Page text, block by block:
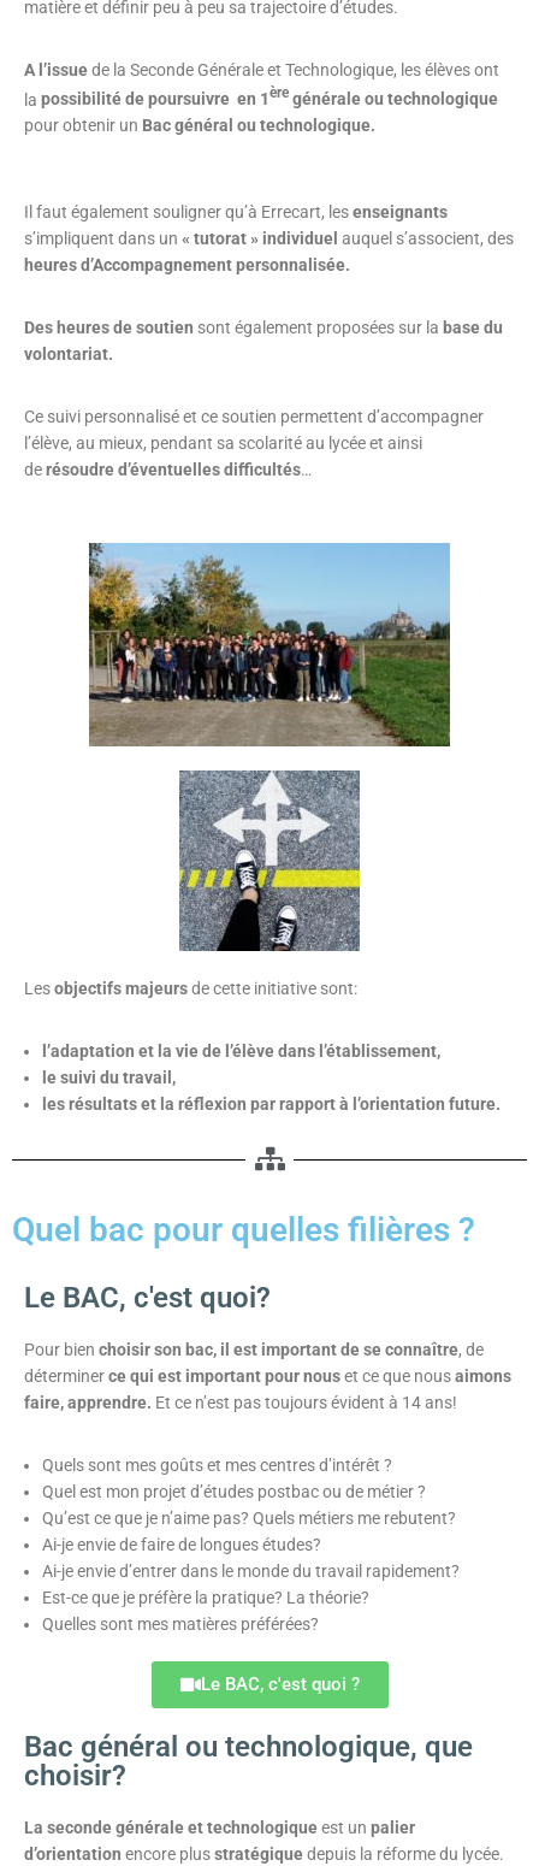
matière et définir peu à peu sa trajectoire d’études.
A l’issuede la Seconde Générale et Technologique, les élèves ont
la possibilité de poursuivre en 1ère générale ou technologique
pour obtenir un Bac général ou technologique.
Il faut également souligner qu’à Errecart, lesenseignants
s’impliquent dans un « tutorat » individuel auquel s’associent, des
heures d’Accompagnement personnalisée.
Des heures de soutien sont également proposées sur la base du
volontariat.
Ce suivi personnalisé et ce soutien permettent d’accompagner
l’élève, au mieux, pendant sa scolarité au lycée et ainsi
derésoudre d’éventuelles difficultés…
Lesobjectifs majeursde cette initiative sont:
l’adaptation et la vie de l’élève dans l’établissement,
le suivi du travail,
les résultats et la réflexion par rapport à l’orientation future.
Quel bac pour quelles filières ?​
Le BAC, c'est quoi?
Pour bien choisir son bac, il est important de se connaître, de
déterminerce qui est important pour nouset ce que nousaimons
faire, apprendre. Et ce n’est pas toujours évident à 14 ans!
Quels sont mes goûts et mes centres d’intérêt ?
Quel est mon projet d’études postbac ou de métier ?
Qu’est ce que je n’aime pas? Quels métiers me rebutent?
Ai-je envie de faire de longues études?
Ai-je envie d’entrer dans le monde du travail rapidement?
Est-ce que je préfère la pratique? La théorie?
Quelles sont mes matières préférées?
Le BAC, c'est quoi ?
Bac général ou technologique, que
choisir?
La seconde générale et technologiqueest un palier
d’orientation encore plusstratégiquedepuis la réforme du lycée.